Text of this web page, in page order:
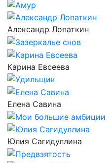
Александр Лопаткин
Карина Евсеева
Елена Савина
Юлия Сагидуллина